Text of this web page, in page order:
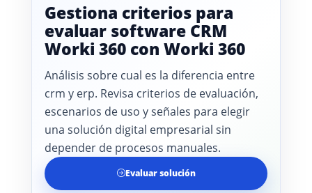
Gestiona criterios para
evaluar software CRM
Worki 360 con Worki 360
Análisis sobre cual es la diferencia entre
crm y erp. Revisa criterios de evaluación,
escenarios de uso y señales para elegir
una solución digital empresarial sin
depender de procesos manuales.
Evaluar solución